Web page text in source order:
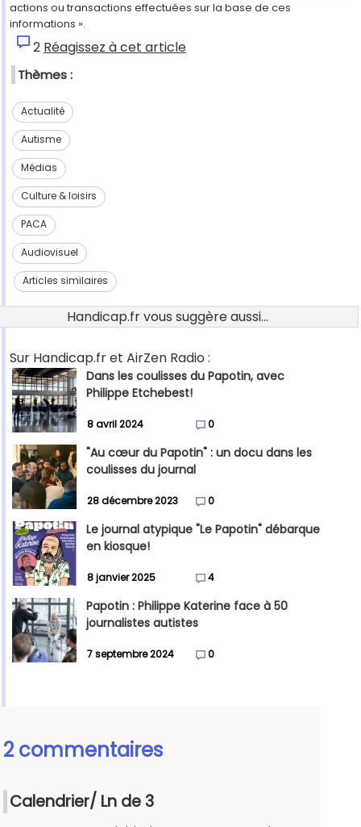
actions ou transactions effectuées sur la base de ces
informations ».
2 Réagissez à cet article
Thèmes :
Actualité
Autisme
Médias
Culture & loisirs
PACA
Audiovisuel
Articles similaires
Handicap.fr vous suggère aussi...
Sur Handicap.fr et AirZen Radio :
Dans les coulisses du Papotin, avec
Philippe Etchebest!
8 avril 2024 0
"Au cœur du Papotin" : un docu dans les
coulisses du journal
28 décembre 2023 0
Le journal atypique "Le Papotin" débarque
en kiosque!
8 janvier 2025 4
Papotin : Philippe Katerine face à 50
journalistes autistes
7 septembre 2024 0
2 commentaires
Calendrier/ Ln de 3